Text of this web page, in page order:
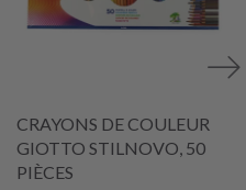
CRAYONS DE COULEUR
GIOTTO STILNOVO, 50
PIÈCES